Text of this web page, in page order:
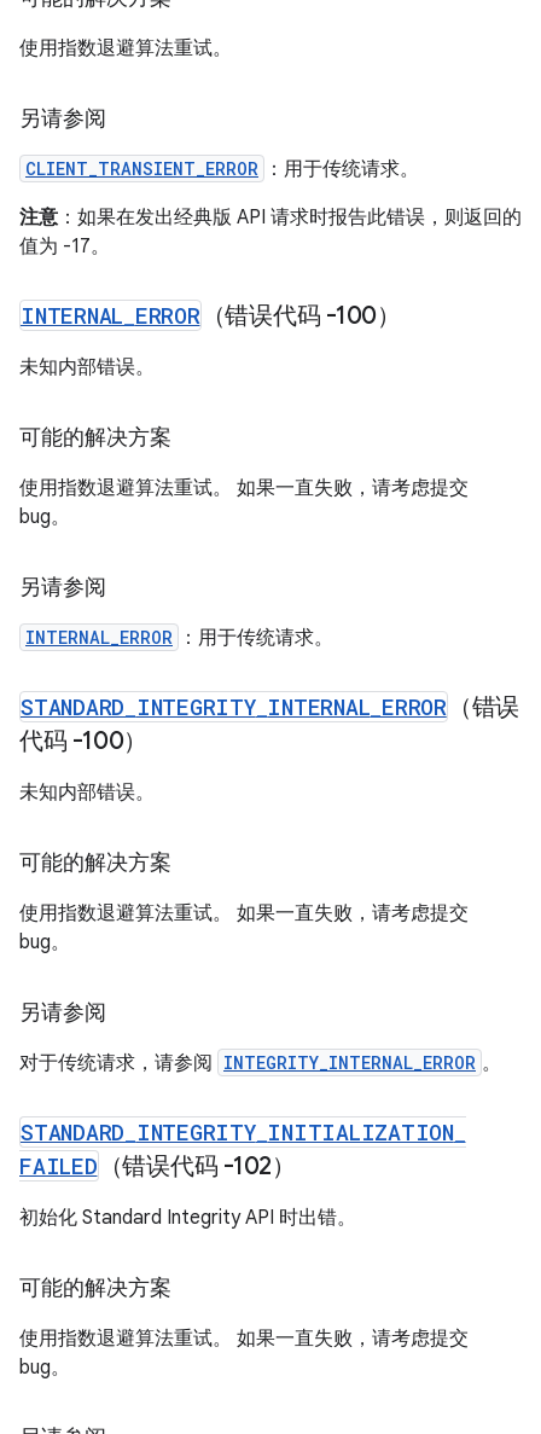
使用指数退避算法重试。
另请参阅
CLIENT_TRANSIENT_ERROR
：用于传统请求。
注意：如果在发出经典版 API 请求时报告此错误，则返回的
值为 -17。
INTERNAL ERROR （错误代码 -100）
未知内部错误。
可能的解决方案
使用指数退避算法重试。 如果一直失败，请考虑提交
bug。
另请参阅
INTERNAL_ERROR ：用于传统请求。
STANDARD INTEGRITY_ INTERNAL ERROR （错误
代码 -100）
未知内部错误。
可能的解决方案
使用指数退避算法重试。 如果一直失败，请考虑提交
bug。
另请参阅
对于传统请求，请参阅 INTEGRITY_INTERNAL_ERROR 。
STANDARD INTEGRITY_ INITIALIZATION
FAILED （错误代码 -102）
初始化 Standard Integrity API 时出错。
可能的解决方案
使用指数退避算法重试。 如果一直失败，请考虑提交
bug。